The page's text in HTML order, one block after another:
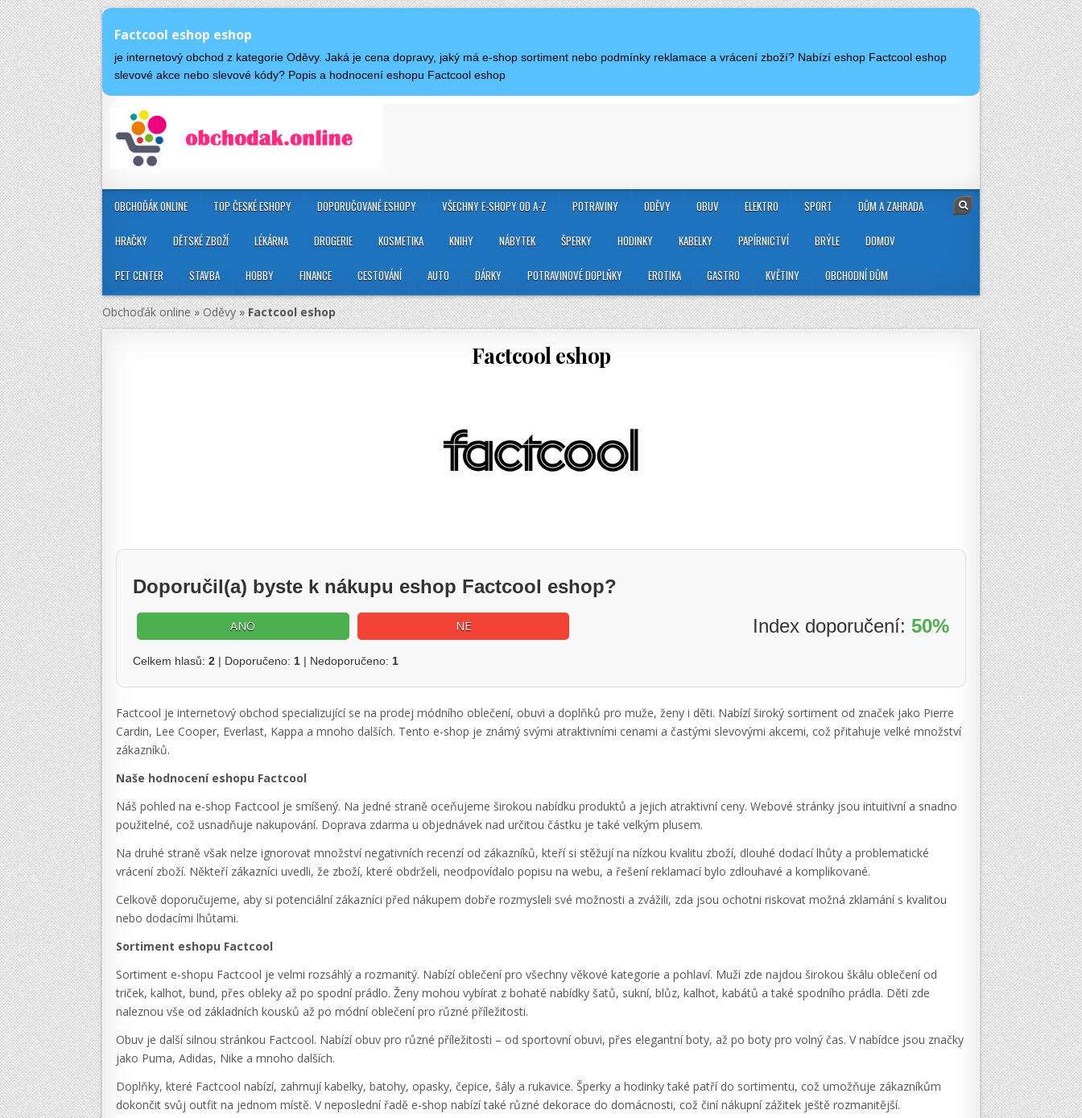
Factcool eshop eshop
je internetový obchod z kategorie Oděvy. Jaká je cena dopravy, jaký má e-shop sortiment nebo podmínky reklamace a vrácení zboží? Nabízí eshop Factcool eshop
slevové akce nebo slevové kódy? Popis a hodnocení eshopu Factcool eshop
OBCHOĎÁK ONLINE TOP ČESKÉ ESHOPY DOPORUČOVANÉ ESHOPY VŠECHNY E-SHOPY OD A-Z POTRAVINY ODĚVY OBUV ELEKTRO SPORT DŮM A ZAHRADA
HRAČKY DĚTSKÉ ZBOŽÍ LÉKÁRNA DROGERIE KOSMETIKA KNIHY NÁBYTEK ŠPERKY HODINKY KABELKY PAPÍRNICTVÍ BRÝLE DOMOV
PET CENTER STAVBA HOBBY FINANCE CESTOVÁNÍ AUTO DÁRKY POTRAVINOVÉ DOPLŇKY EROTIKA GASTRO KVĚTINY OBCHODNÍ DŮM
Obchoďák online»Oděvy»Factcool eshop
Factcool eshop
Doporučil(a) byste k nákupu eshop Factcool eshop?
ANO NE Index doporučení: 50%
Celkem hlasů: 2 | Doporučeno: 1 | Nedoporučeno: 1
Factcool je internetový obchod specializující se na prodej módního oblečení, obuvi a doplňků pro muže, ženy i děti. Nabízí široký sortiment od značek jako Pierre
Cardin, Lee Cooper, Everlast, Kappa a mnoho dalších. Tento e-shop je známý svými atraktivními cenami a častými slevovými akcemi, což přitahuje velké množství
zákazníků.
Naše hodnocení eshopu Factcool
Náš pohled na e-shop Factcool je smíšený. Na jedné straně oceňujeme širokou nabídku produktů a jejich atraktivní ceny. Webové stránky jsou intuitivní a snadno
použitelné, což usnadňuje nakupování. Doprava zdarma u objednávek nad určitou částku je také velkým plusem.
Na druhé straně však nelze ignorovat množství negativních recenzí od zákazníků, kteří si stěžují na nízkou kvalitu zboží, dlouhé dodací lhůty a problematické
vrácení zboží. Někteří zákazníci uvedli, že zboží, které obdrželi, neodpovídalo popisu na webu, a řešení reklamací bylo zdlouhavé a komplikované​.
Celkově doporučujeme, aby si potenciální zákazníci před nákupem dobře rozmysleli své možnosti a zvážili, zda jsou ochotni riskovat možná zklamání s kvalitou
nebo dodacími lhůtami.
Sortiment eshopu Factcool
Sortiment e-shopu Factcool je velmi rozsáhlý a rozmanitý. Nabízí oblečení pro všechny věkové kategorie a pohlaví. Muži zde najdou širokou škálu oblečení od
triček, kalhot, bund, přes obleky až po spodní prádlo. Ženy mohou vybírat z bohaté nabídky šatů, sukní, blůz, kalhot, kabátů a také spodního prádla. Děti zde
naleznou vše od základních kousků až po módní oblečení pro různé příležitosti.
Obuv je další silnou stránkou Factcool. Nabízí obuv pro různé příležitosti – od sportovní obuvi, přes elegantní boty, až po boty pro volný čas. V nabídce jsou značky
jako Puma, Adidas, Nike a mnoho dalších.
Doplňky, které Factcool nabízí, zahrnují kabelky, batohy, opasky, čepice, šály a rukavice. Šperky a hodinky také patří do sortimentu, což umožňuje zákazníkům
dokončit svůj outfit na jednom místě. V neposlední řadě e-shop nabízí také různé dekorace do domácnosti, což činí nákupní zážitek ještě rozmanitější.